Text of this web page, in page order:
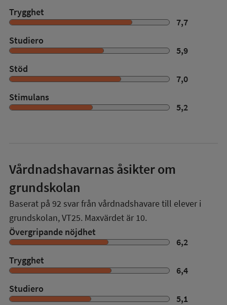
Trygghet
7,7
Studiero
5,9
Stöd
7,0
Stimulans
5,2
Vårdnadshavarnas åsikter om
grundskolan
Baserat på 92 svar från vårdnadshavare till elever i
grundskolan,VT25. Maxvärdet är 10.
Övergripande nöjdhet
6,2
Trygghet
6,4
Studiero
5,1